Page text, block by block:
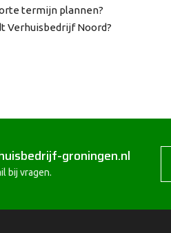
termijn plannen?
Verhuisbedrijf Noord?
groningen.nl
bij vragen.